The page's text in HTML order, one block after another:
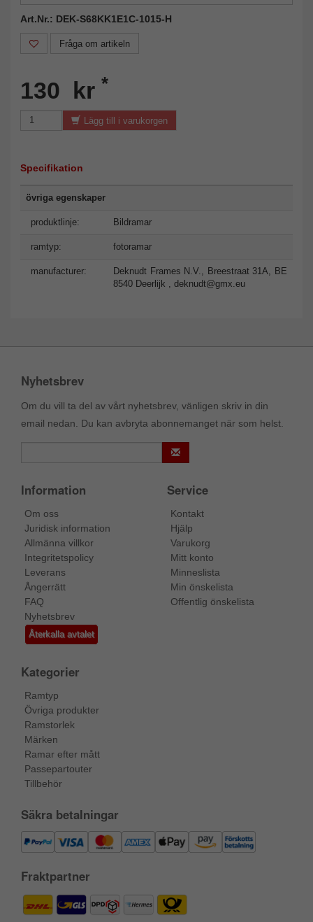
Art.Nr.: DEK-S68KK1E1C-1015-H
Fråga om artikeln
130 kr *
Lägg till i varukorgen
Specifikation
övriga egenskaper
produktlinje: Bildramar
ramtyp: fotoramar
manufacturer:
Deknudt Frames N.V., Breestraat 31A, BE
8540 Deerlijk , deknudt@gmx.eu
Nyhetsbrev
Om du vill ta del av vårt nyhetsbrev, vänligen skriv in din
email nedan. Du kan avbryta abonnemanget när som helst.
Information
Om oss
Juridisk information
Allmänna villkor
Integritetspolicy
Leverans
Ångerrätt
FAQ
Nyhetsbrev
Återkalla avtalet
Service
Kontakt
Hjälp
Varukorg
Mitt konto
Minneslista
Min önskelista
Offentlig önskelista
Kategorier
Ramtyp
Övriga produkter
Ramstorlek
Märken
Ramar efter mått
Passepartouter
Tillbehör
Säkra betalningar
Fraktpartner